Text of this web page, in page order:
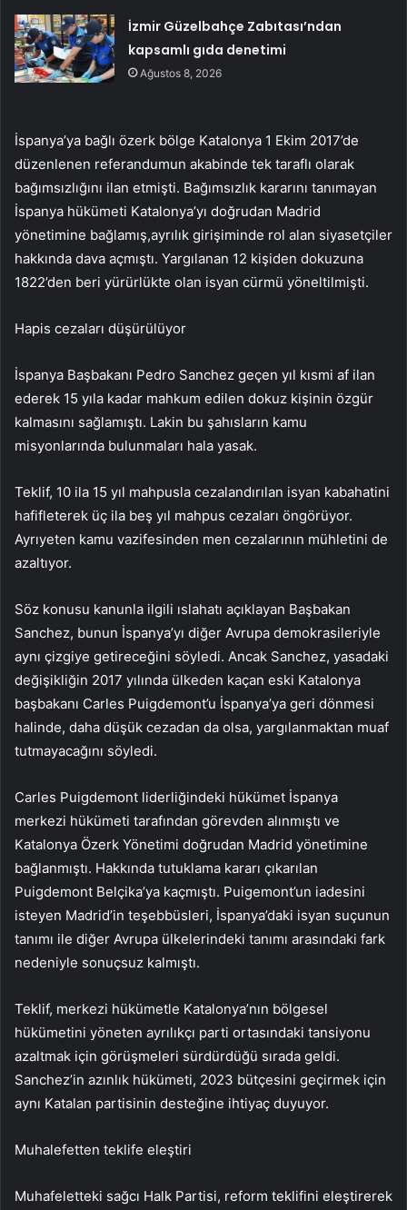
İzmir Güzelbahçe Zabıtası’ndan
kapsamlı gıda denetimi
Ağustos 8, 2026
İspanya’ya bağlı özerk bölge Katalonya 1 Ekim 2017’de
düzenlenen referandumun akabinde tek taraflı olarak
bağımsızlığını ilan etmişti. Bağımsızlık kararını tanımayan
İspanya hükümeti Katalonya’yı doğrudan Madrid
yönetimine bağlamış,ayrılık girişiminde rol alan siyasetçiler
hakkında dava açmıştı. Yargılanan 12 kişiden dokuzuna
1822’den beri yürürlükte olan isyan cürmü yöneltilmişti.
Hapis cezaları düşürülüyor
İspanya Başbakanı Pedro Sanchez geçen yıl kısmi af ilan
ederek 15 yıla kadar mahkum edilen dokuz kişinin özgür
kalmasını sağlamıştı. Lakin bu şahısların kamu
misyonlarında bulunmaları hala yasak.
Teklif, 10 ila 15 yıl mahpusla cezalandırılan isyan kabahatini
hafifleterek üç ila beş yıl mahpus cezaları öngörüyor.
Ayrıyeten kamu vazifesinden men cezalarının mühletini de
azaltıyor.
Söz konusu kanunla ilgili ıslahatı açıklayan Başbakan
Sanchez, bunun İspanya’yı diğer Avrupa demokrasileriyle
aynı çizgiye getireceğini söyledi. Ancak Sanchez, yasadaki
değişikliğin 2017 yılında ülkeden kaçan eski Katalonya
başbakanı Carles Puigdemont’u İspanya’ya geri dönmesi
halinde, daha düşük cezadan da olsa, yargılanmaktan muaf
tutmayacağını söyledi.
Carles Puigdemont liderliğindeki hükümet İspanya
merkezi hükümeti tarafından görevden alınmıştı ve
Katalonya Özerk Yönetimi doğrudan Madrid yönetimine
bağlanmıştı. Hakkında tutuklama kararı çıkarılan
Puigdemont Belçika’ya kaçmıştı. Puigemont’un iadesini
isteyen Madrid’in teşebbüsleri, İspanya’daki isyan suçunun
tanımı ile diğer Avrupa ülkelerindeki tanımı arasındaki fark
nedeniyle sonuçsuz kalmıştı.
Teklif, merkezi hükümetle Katalonya’nın bölgesel
hükümetini yöneten ayrılıkçı parti ortasındaki tansiyonu
azaltmak için görüşmeleri sürdürdüğü sırada geldi.
Sanchez’in azınlık hükümeti, 2023 bütçesini geçirmek için
aynı Katalan partisinin desteğine ihtiyaç duyuyor.
Muhalefetten teklife eleştiri
Muhafeletteki sağcı Halk Partisi, reform teklifini eleştirerek